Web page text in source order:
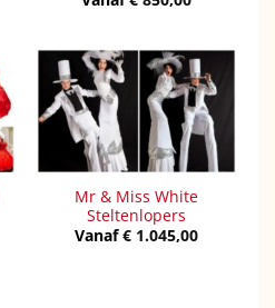
Mr & Miss White
Steltenlopers
Vanaf€ 1.045,00